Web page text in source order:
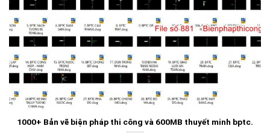
1000+ Bản vẽ biện pháp thi công và 600MB thuyết minh bptc.